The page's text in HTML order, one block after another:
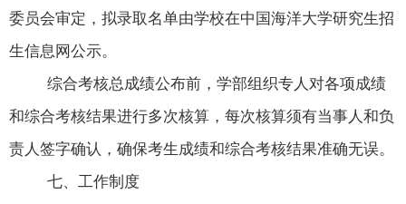
委员会审定，拟录取名单由学校在中国海洋大学研究生招
生信息网公示。
综合考核总成绩公布前，学部组织专人对各项成绩
和综合考核结果进行多次核算，每次核算须有当事人和负
责人签字确认，确保考生成绩和综合考核结果准确无误。
七、工作制度